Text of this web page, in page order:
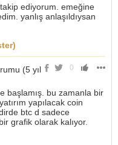
ediyorum. emeğine
yanlış anlaşıldıysan
0
(5 yıl
başlamış. bu zamanla bir
yapılacak coin
btc d sadece
grafik olarak kalıyor.